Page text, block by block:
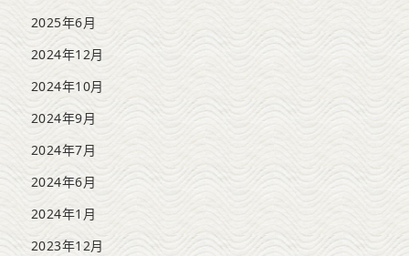
2025年6月
2024年12月
2024年10月
2024年9月
2024年7月
2024年6月
2024年1月
2023年12月